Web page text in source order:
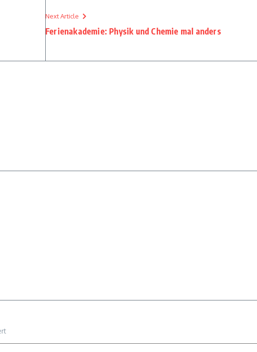
Next Article
Ferienakademie: Physik und Chemie mal anders